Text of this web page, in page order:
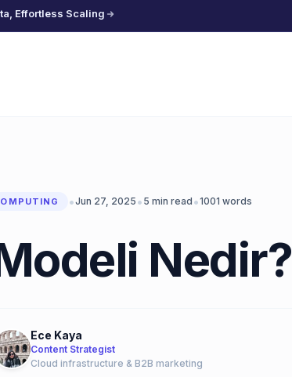
Effortless Scaling
•Jun 27, 2025 • 5 min read •1001 words
Nedir?
Ece Kaya
Content Strategist
Cloud infrastructure & B2B marketing